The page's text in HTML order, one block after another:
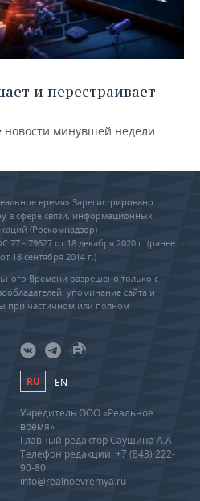
и перестраивает
новости минувшей недели
время» Зарегистрировано
в сфере связи, информационных
(Роскомнадзор) –
- 79627 от 18 декабря 2020 г. (ранее
18 сентября 2014 г.)
Времени разрешено только с
упоминание сайта и
при частичном или полном
RU EN
Учредитель ООО «Реальное
время»
Главный редактор Саушина А.А.
Телефон редакции: +7 (843) 222-
90-80
info@realnoevremya.ru